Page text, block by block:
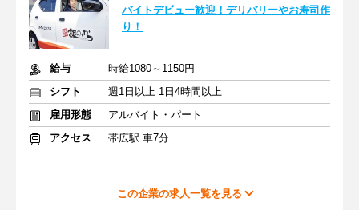
バイトデビュー歓迎！デリバリーやお寿司作
り！
給与
時給1080～1150円
シフト
週1日以上 1日4時間以上
雇用形態
アルバイト・パート
アクセス
帯広駅 車7分
この企業の求人一覧を見る